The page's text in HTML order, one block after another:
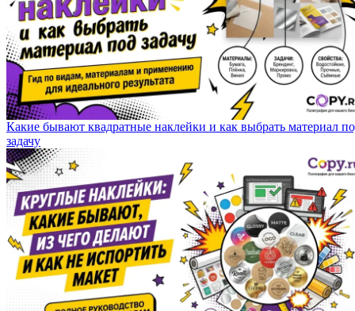
Какие бывают квадратные наклейки и как выбрать материал
задачу